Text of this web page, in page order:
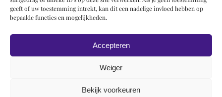
geeft of uw toestemming intrekt, kan dit een nadelige invloed hebben op
bepaalde functies en mogelijkheden.
Accepteren
Weiger
Bekijk voorkeuren